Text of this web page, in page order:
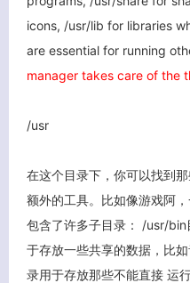
icons, /usr/lib for libraries
are essential for running
manager takes care of the
/usr
在这个目录下，你可以找到
额外的工具。比如像游戏阿
包含了许多子目录： /usr/
于存放一些共享的数据，比
录用于存放那些不能直接 运